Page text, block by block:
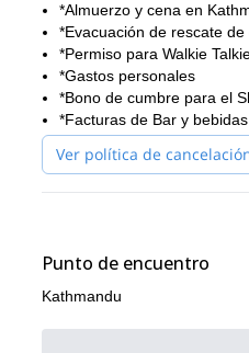
*Almuerzo y cena en
*Evacuación de rescate
*Permiso para Walkie
*Gastos personales
*Bono de cumbre para el
*Facturas de Bar y bebidas
Ver política de
Punto de encuentro
Kathmandu